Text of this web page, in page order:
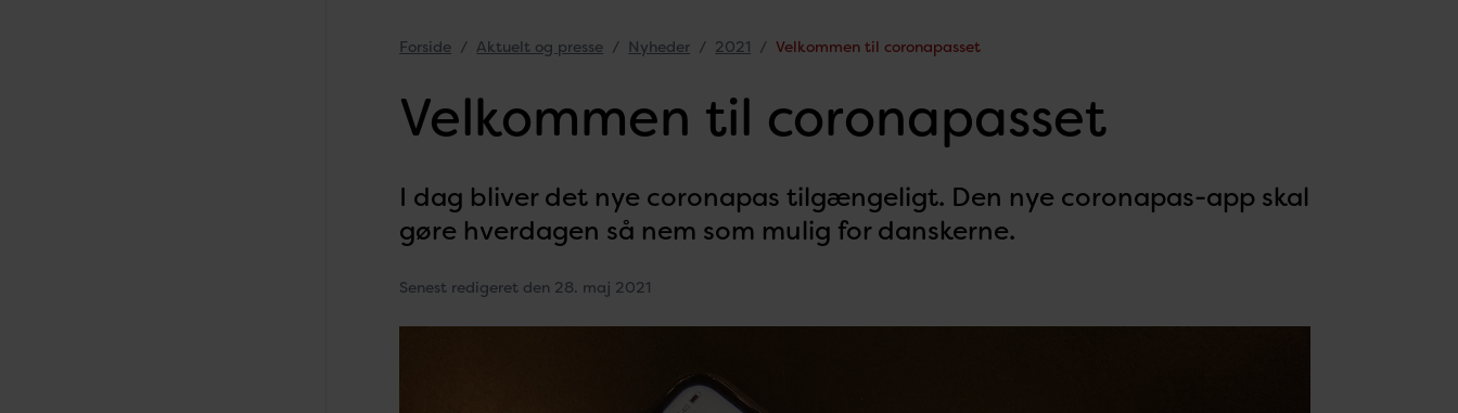
Forside Aktuelt og presse Nyheder 2021 Velkommen til coronapasset
Velkommen til coronapasset
I dag bliver det nye coronapas tilgængeligt. Den nye coronapas-app skal
gøre hverdagen så nem som mulig for danskerne.
Senest redigeret den 28. maj 2021